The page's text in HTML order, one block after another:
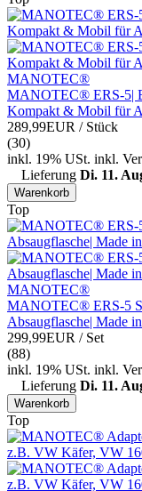
MANOTEC®
MANOTEC® ERS-5|
Kompakt & Mobil für
289,99EUR / Stück
(30)
inkl. 19% USt. inkl.
Lieferung Di. 11.
Warenkorb
Top
MANOTEC®
MANOTEC® ERS-5
Absaugflasche| Made
299,99EUR / Set
(88)
inkl. 19% USt. inkl.
Lieferung Di. 11.
Warenkorb
Top